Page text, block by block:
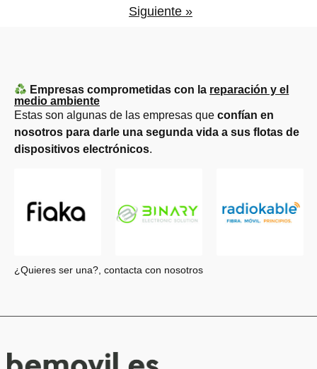
Siguiente »
Empresas comprometidas con la reparación y el
medio ambiente
Estas son algunas de las empresas que confían en
nosotros para darle una segunda vida a sus flotas de
dispositivos electrónicos.
¿Quieres ser una?, contacta con nosotros